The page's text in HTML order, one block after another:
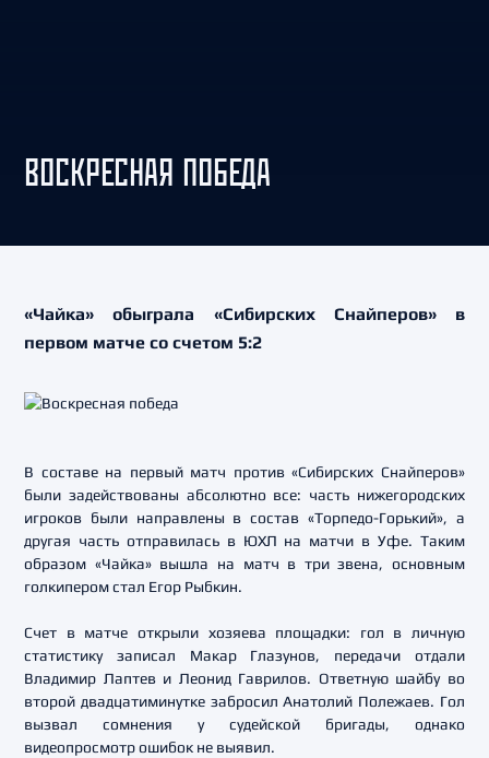
ВОСКРЕСНАЯ ПОБЕДА
«Чайка» обыграла «Сибирских Снайперов» в
первом матче со счетом 5:2
В составе на первый матч против «Сибирских Снайперов»
были задействованы абсолютно все: часть нижегородских
игроков были направлены в состав «Торпедо-Горький», а
другая часть отправилась в ЮХЛ на матчи в Уфе. Таким
образом «Чайка» вышла на матч в три звена, основным
голкипером стал Егор Рыбкин.
Счет в матче открыли хозяева площадки: гол в личную
статистику записал Макар Глазунов, передачи отдали
Владимир Лаптев и Леонид Гаврилов. Ответную шайбу во
второй двадцатиминутке забросил Анатолий Полежаев. Гол
вызвал сомнения у судейской бригады, однако
видеопросмотр ошибок не выявил.